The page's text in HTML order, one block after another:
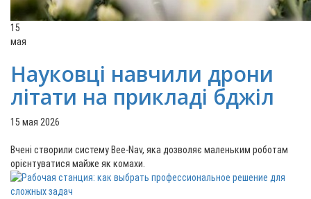
15
мая
Науковці навчили дрони
літати на прикладі бджіл
15 мая 2026
Вчені створили систему Bee-Nav, яка дозволяє маленьким роботам
орієнтуватися майже як комахи.